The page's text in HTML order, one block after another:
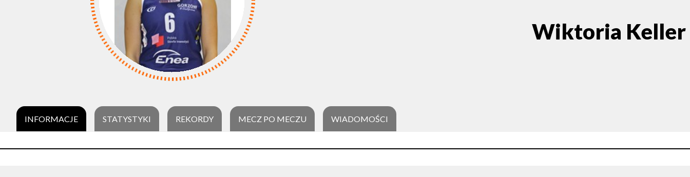
Wiktoria Keller
INFORMACJE STATYSTYKI REKORDY MECZ PO MECZU WIADOMOŚCI